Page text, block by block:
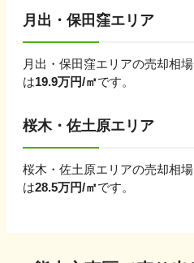
月出・保田窪エリア
月出・保田窪エリアの売却相
は19.9万円/㎡です。
桜木・佐土原エリア
桜木・佐土原エリアの売却相
は28.5万円/㎡です。